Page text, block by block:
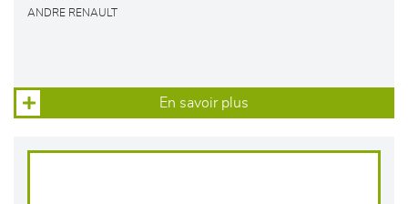
ANDRE RENAULT
En savoir plus